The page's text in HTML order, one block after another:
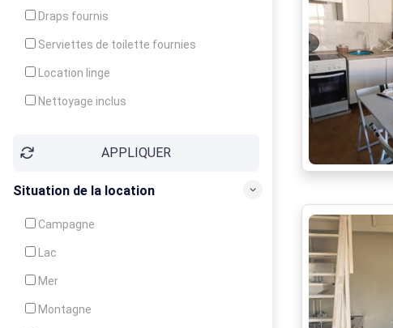
Draps fournis
Serviettes de toilette fournies
Location linge
Nettoyage inclus
Garde d'enfants
Crèche
APPLIQUER
Situation de la location
Campagne
Lac
Mer
Montagne